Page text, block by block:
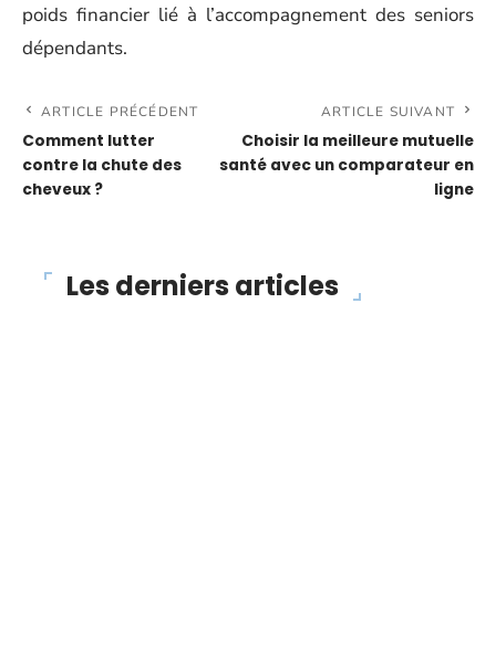
poids financier lié à l’accompagnement des seniors
dépendants.
ARTICLE PRÉCÉDENT
Comment lutter
contre la chute des
cheveux ?
ARTICLE SUIVANT
Choisir la meilleure mutuelle
santé avec un comparateur en
ligne
Les derniers articles